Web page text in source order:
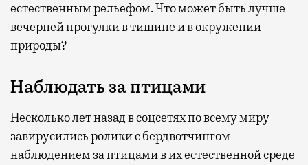
естественным рельефом. Что может быть лучше
вечерней прогулки в тишине и в окружении
природы?
Наблюдать за птицами
Несколько лет назад в соцсетях по всему миру
завирусились ролики с бердвотчингом —
наблюдением за птицами в их естественной среде